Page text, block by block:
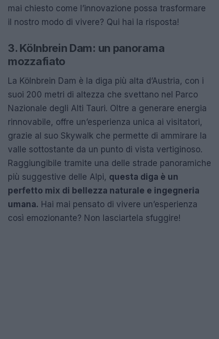
mai chiesto come l’innovazione possa trasformare
il nostro modo di vivere? Qui hai la risposta!
3. Kölnbrein Dam: un panorama
mozzafiato
La Kölnbrein Dam è la diga più alta d’Austria, con i
suoi 200 metri di altezza che svettano nel Parco
Nazionale degli Alti Tauri. Oltre a generare energia
rinnovabile, offre un’esperienza unica ai visitatori,
grazie al suo Skywalk che permette di ammirare la
valle sottostante da un punto di vista vertiginoso.
Raggiungibile tramite una delle strade panoramiche
più suggestive delle Alpi, questa diga è un
perfetto mix di bellezza naturale e ingegneria
umana. Hai mai pensato di vivere un’esperienza
così emozionante? Non lasciartela sfuggire!